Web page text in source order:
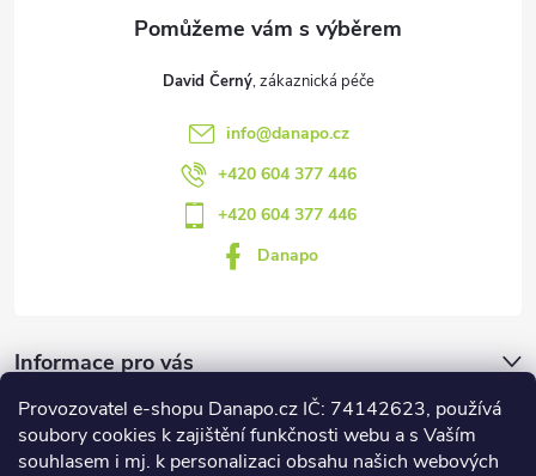
Provozovatel e-shopu Danapo.cz IČ: 74142623, používá
soubory cookies k zajištění funkčnosti webu a s Vaším
souhlasem i mj. k personalizaci obsahu našich webových
David Černý
info@danapo.cz
+420 604 377 446
+420 604 377 446
Danapo
Informace pro vás
Dotazník